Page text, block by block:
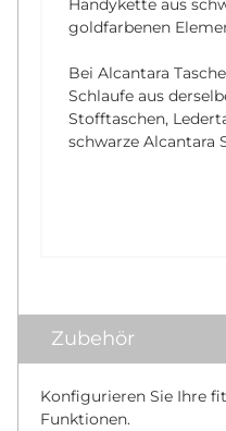
Handykette aus
goldfarbenen
Bei Alcantara
Schlaufe aus
Stofftaschen,
schwarze Alcantara
Zubehör
Konfigurieren Sie Ihre
Funktionen.